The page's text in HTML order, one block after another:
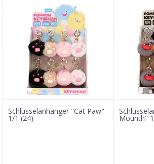
Schlüsselanhänger "Cat Paw"
1/1 (24) Mounth"